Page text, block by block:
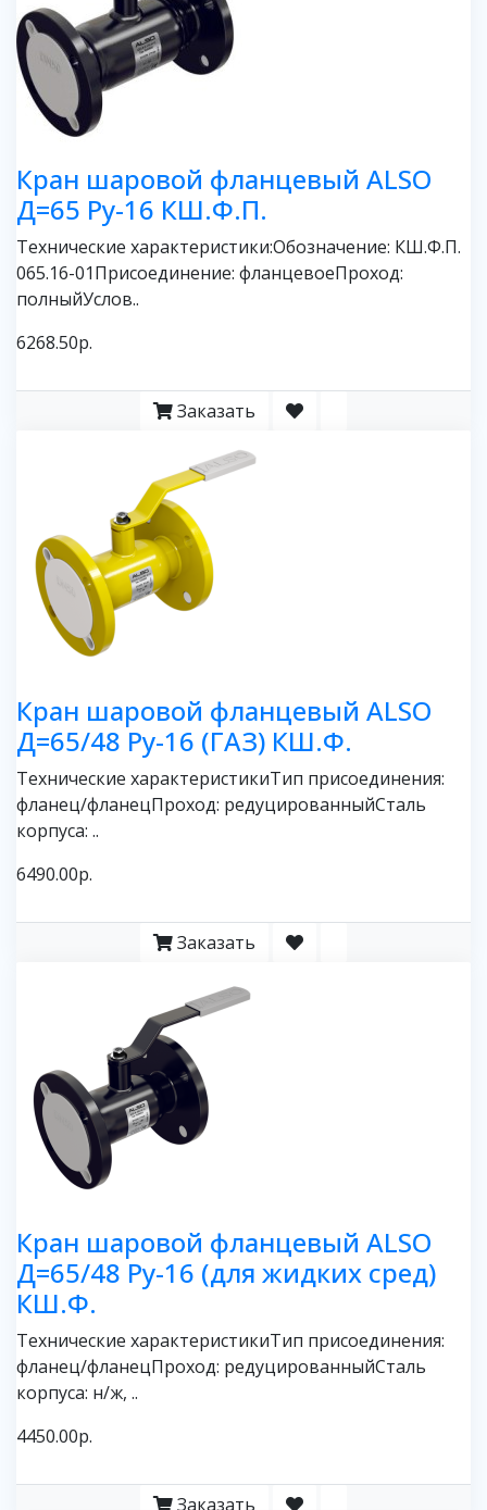
Кран шаровой фланцевый ALSO
Д=65 Ру-16 КШ.Ф.П.
Технические характеристики:Обозначение: КШ.Ф.П.
065.16-01Присоединение: фланцевоеПроход:
полныйУслов..
6268.50р.
Заказать
Кран шаровой фланцевый ALSO
Д=65/48 Ру-16 (ГАЗ) КШ.Ф.
Технические характеристикиТип присоединения:
фланец/фланецПроход: редуцированныйСталь
корпуса: ..
6490.00р.
Заказать
Кран шаровой фланцевый ALSO
Д=65/48 Ру-16 (для жидких сред)
КШ.Ф.
Технические характеристикиТип присоединения:
фланец/фланецПроход: редуцированныйСталь
корпуса: н/ж, ..
4450.00р.
Заказать